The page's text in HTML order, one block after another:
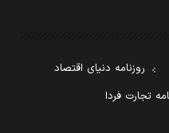
روزنامه دنیای اقتصاد
تجارت فردا